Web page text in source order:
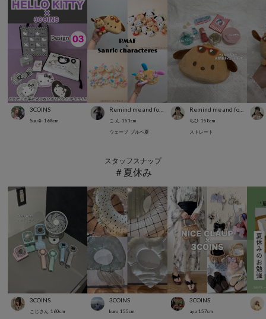
3COINS
Suu☺︎ 168cm こ ん 153cm
ウェーブ ブルベ夏
Remind me and forever
ちひ 158cm
ストレート
スタッフスナップ
＃夏休み
3COINS
こじさん 160cm
3COINS
kuro 155cm
3COINS
aya 157cm